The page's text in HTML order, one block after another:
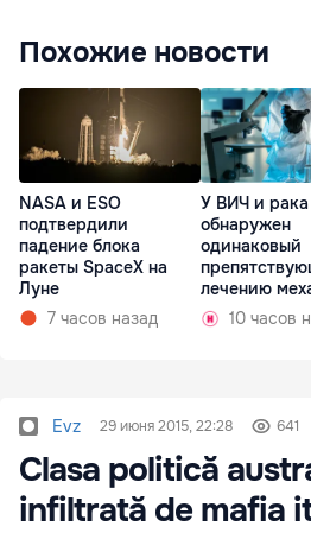
Похожие новости
NASA и ESO
подтвердили
падение блока
ракеты SpaceX на
Луне
7 часов назад
У ВИЧ и рака
обнаружен
одинаковый
лечению
10 часов
Evz 29 июня 2015, 22:28 641
Clasa politică
infiltrată de mafia